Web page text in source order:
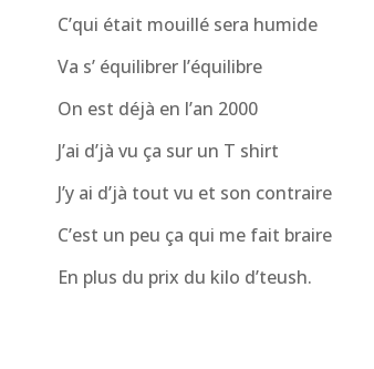
C’qui était mouillé sera humide
Va s’ équilibrer l’équilibre
On est déjà en l’an 2000
J’ai d’jà vu ça sur un T shirt
J’y ai d’jà tout vu et son contraire
C’est un peu ça qui me fait braire
En plus du prix du kilo d’teush.